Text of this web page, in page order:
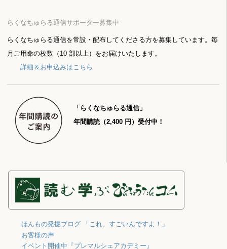
らくなちゅらる通信サポーター募集中
らくなちゅらる通信を常設・配布してくださる方を募集しています。毎
月ご用命の枚数（10 部以上）をお届けいたします。
詳細＆お申込みはこちら
「らくなちゅらる通信」
年間購読（2,400 円）受付中！
ほんもの発掘ブログ 「これ、すごいんですよ！」
お客様の声
イベント開催中『プレマルシェアカデミー』